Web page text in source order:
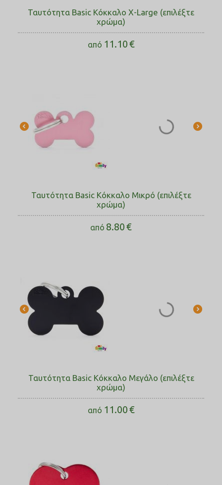
Ταυτότητα Basic Κόκκαλο X-Large (επιλέξτε
χρώμα)
από 11.10€
Ταυτότητα Basic Κόκκαλο Μικρό (επιλέξτε
χρώμα)
από 8.80€
Ταυτότητα Basic Κόκκαλο Μεγάλο (επιλέξτε
χρώμα)
από 11.00€